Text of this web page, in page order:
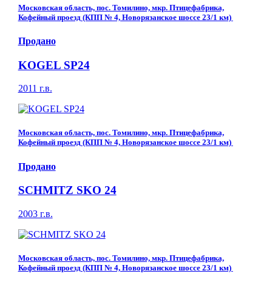
Московская область, пос. Томилино, мкр. Птицефабрика,
Кофейный проезд (КПП № 4, Новорязанское шоссе 23/1 км)
Продано
KOGEL SP24
2011 г.в.
Московская область, пос. Томилино, мкр. Птицефабрика,
Кофейный проезд (КПП № 4, Новорязанское шоссе 23/1 км)
Продано
SCHMITZ SKO 24
2003 г.в.
Московская область, пос. Томилино, мкр. Птицефабрика,
Кофейный проезд (КПП № 4, Новорязанское шоссе 23/1 км)